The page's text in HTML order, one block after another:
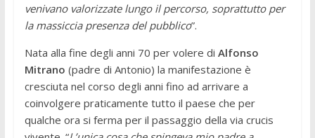
venivano valorizzate lungo il percorso, soprattutto per
la massiccia presenza del pubblico”.
Nata alla fine degli anni 70 per volere di Alfonso
Mitrano (padre di Antonio) la manifestazione è
cresciuta nel corso degli anni fino ad arrivare a
coinvolgere praticamente tutto il paese che per
qualche ora si ferma per il passaggio della via crucis